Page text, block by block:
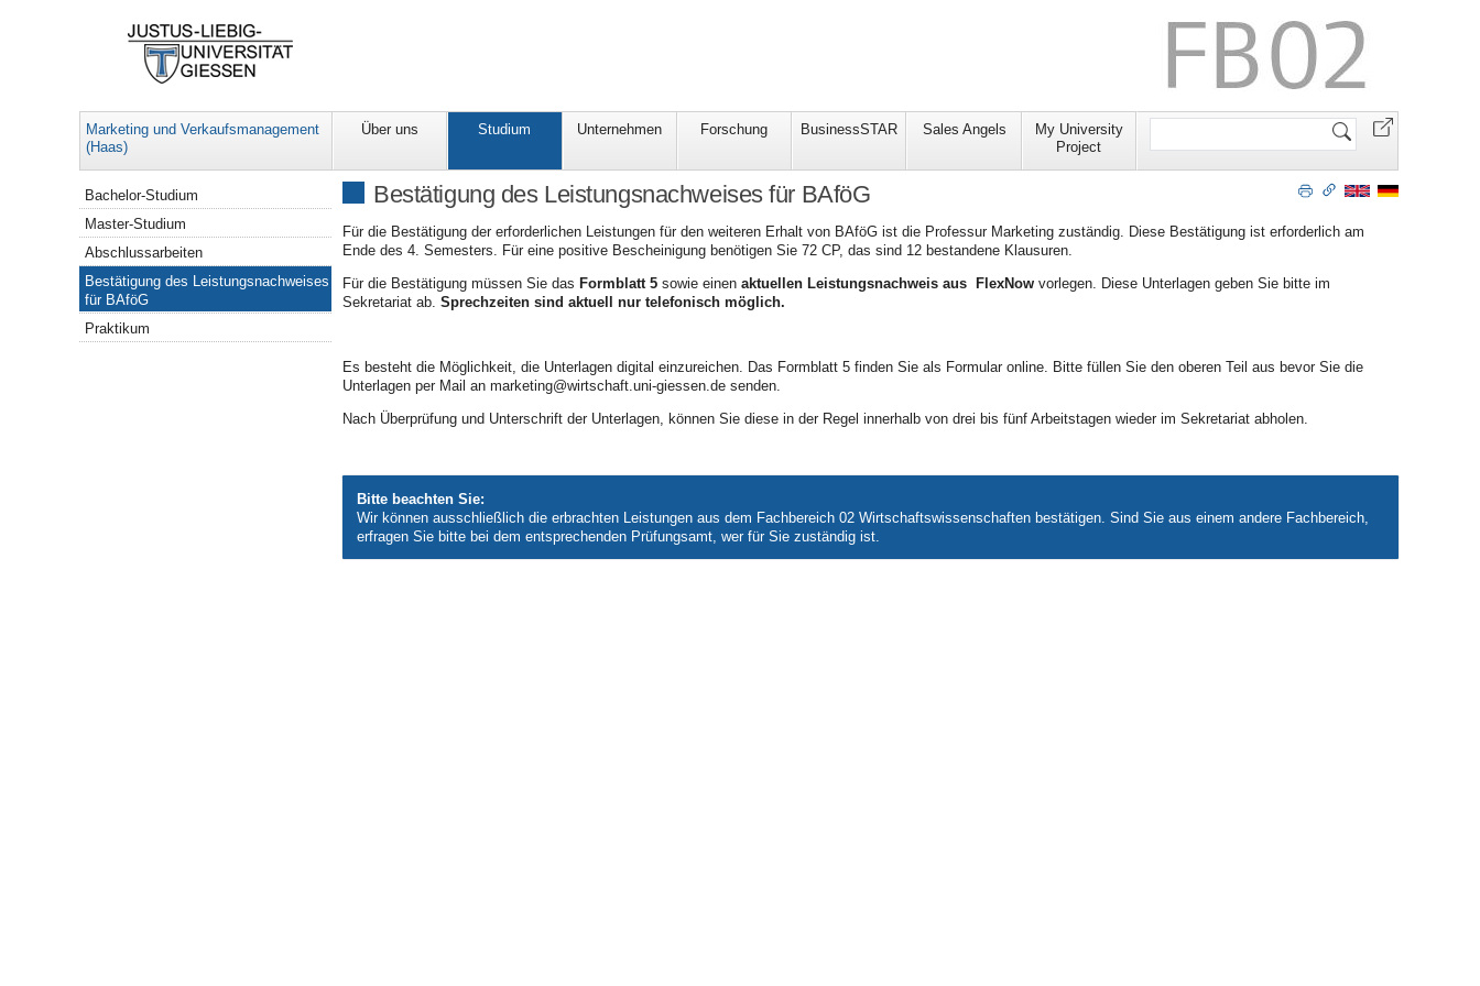
Marketing und Verkaufsmanagement
(Haas)
Über uns Studium Unternehmen Forschung BusinessSTAR Sales Angels
My University
Project
Website
Bestätigung des Leistungsnachweises für BAföG
Für die Bestätigung der erforderlichen Leistungen für den weiteren Erhalt von BAföG ist die Professur Marketing zuständig. Diese Bestätigung ist erforderlich am
Ende des 4. Semesters. Für eine positive Bescheinigung benötigen Sie 72 CP, das sind 12 bestandene Klausuren.
Für die Bestätigung müssen Sie das Formblatt 5 sowie einen aktuellen Leistungsnachweis aus FlexNow vorlegen. Diese Unterlagen geben Sie bitte im
Sekretariat ab. Sprechzeiten sind aktuell nur telefonisch möglich.
Es besteht die Möglichkeit, die Unterlagen digital einzureichen. Das Formblatt 5 finden Sie als Formular online. Bitte füllen Sie den oberen Teil aus bevor Sie die
Unterlagen per Mail an marketing@wirtschaft.uni-giessen.de senden.
Nach Überprüfung und Unterschrift der Unterlagen, können Sie diese in der Regel innerhalb von drei bis fünf Arbeitstagen wieder im Sekretariat abholen.
Bitte beachten Sie:
Wir können ausschließlich die erbrachten Leistungen aus dem Fachbereich 02 Wirtschaftswissenschaften bestätigen. Sind Sie aus einem andere Fachbereich,
erfragen Sie bitte bei dem entsprechenden Prüfungsamt, wer für Sie zuständig ist.
Navigation
Bachelor-Studium
Master-Studium
Abschlussarbeiten
Bestätigung des Leistungsnachweises
für BAföG
Praktikum